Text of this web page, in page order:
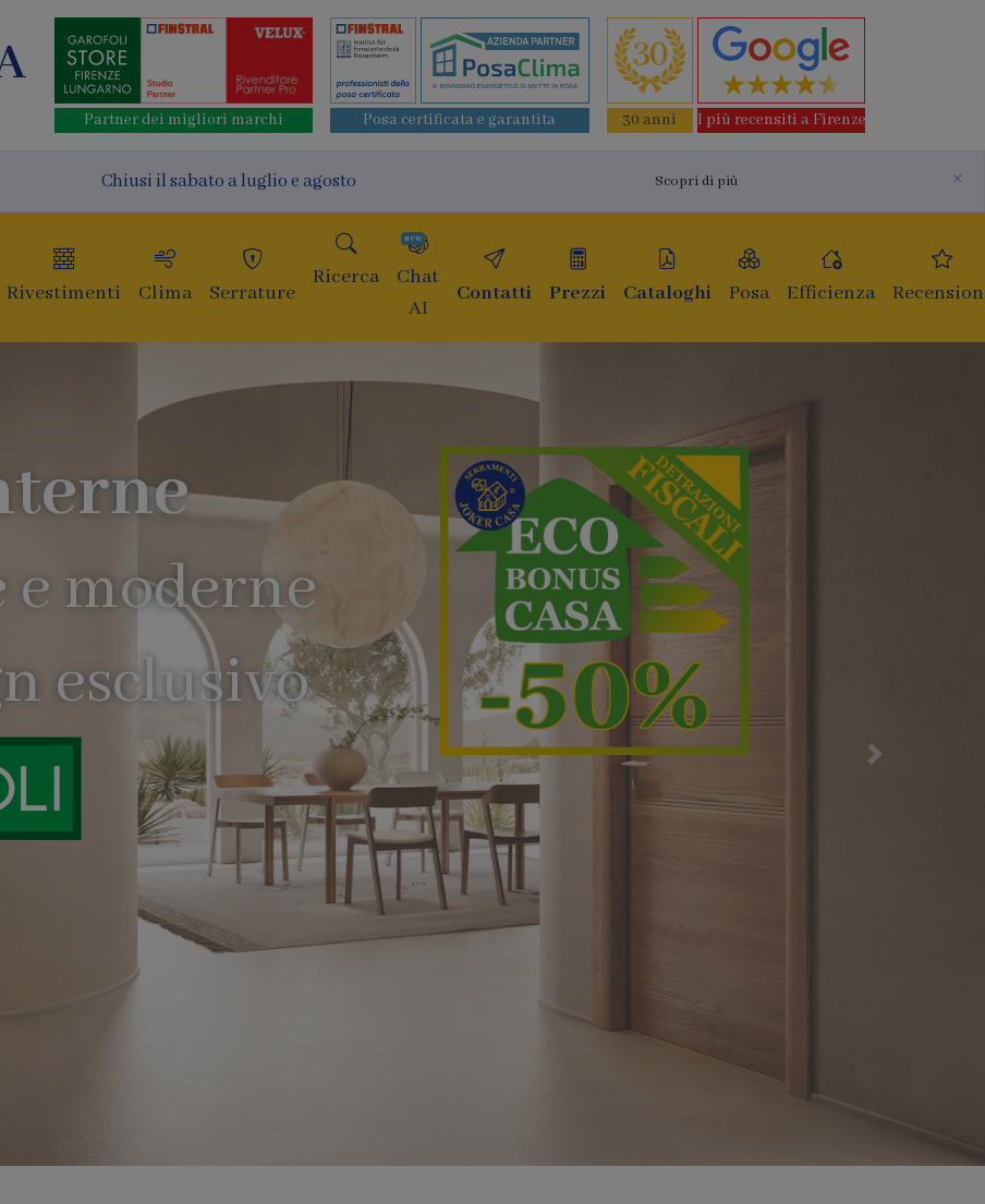
Partner dei migliori marchi Posa certificata e garantita 30 anni I più recensiti a Firenze
Chiusi il sabato a luglio e agosto Scopri di più ×
Rivestimenti Clima Serrature
Ricerca
Chat
AI
new
Contatti Prezzi Cataloghi Posa Efficienza
di ultima
alla
Successiva